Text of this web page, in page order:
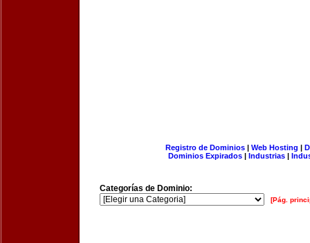
Registro de Dominios| Web Hosting |
Dominios Expirados | Industrias |
Categorías de Dominio:
[Pág.